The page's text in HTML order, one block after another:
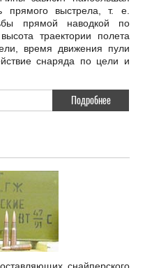
прямого выстрела, т. е.
прямой наводкой по
траектории полета
время движения пули
снаряда по цели и
Подробнее